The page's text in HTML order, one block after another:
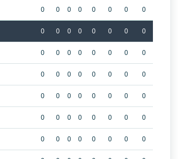
0 0 0 0 0 0 0 0
0 0 0 0 0 0 0 0
0 0 0 0 0 0 0 0
0 0 0 0 0 0 0 0
0 0 0 0 0 0 0 0
0 0 0 0 0 0 0 0
0 0 0 0 0 0 0 0